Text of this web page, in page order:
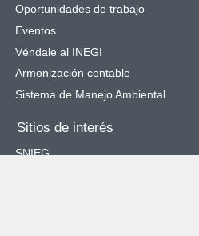
Oportunidades de trabajo
Eventos
Véndale al INEGI
Armonización contable
Sistema de Manejo Ambiental
Sitios de interés
SNIEG